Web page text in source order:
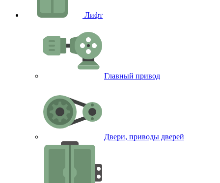
Лифт
Главный привод
Двери, приводы дверей